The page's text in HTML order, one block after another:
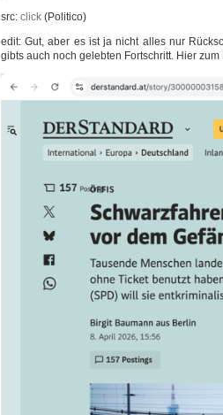
src: click (Poli­ti­co)
edit: Gut, aber es ist ja nicht alles nur
gibts auch noch geleb­ten Fort­schritt. Hier zum